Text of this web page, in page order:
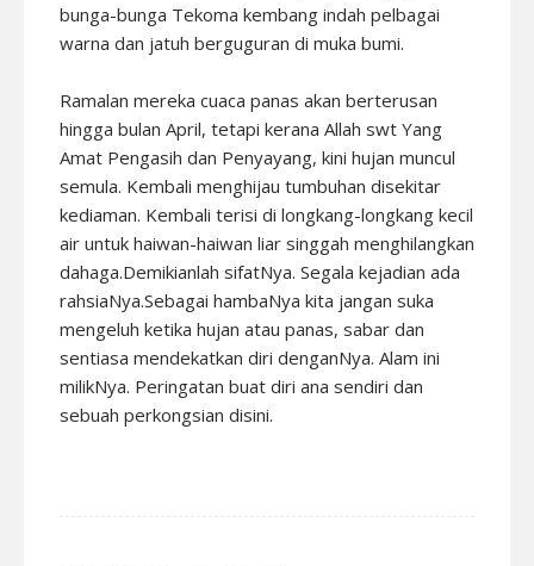
bunga-bunga Tekoma kembang indah pelbagai
warna dan jatuh berguguran di muka bumi.
Ramalan mereka cuaca panas akan berterusan
hingga bulan April, tetapi kerana Allah swt Yang
Amat Pengasih dan Penyayang, kini hujan muncul
semula. Kembali menghijau tumbuhan disekitar
kediaman. Kembali terisi di longkang-longkang kecil
air untuk haiwan-haiwan liar singgah menghilangkan
dahaga.Demikianlah sifatNya. Segala kejadian ada
rahsiaNya.Sebagai hambaNya kita jangan suka
mengeluh ketika hujan atau panas, sabar dan
sentiasa mendekatkan diri denganNya. Alam ini
milikNya. Peringatan buat diri ana sendiri dan
sebuah perkongsian disini.